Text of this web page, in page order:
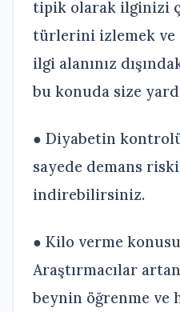
tipik olarak ilginizi
türlerini izlemek ve
ilgi alanınız
bu konuda size
● Diyabetin
sayede demans
indirebilirsiniz.
● Kilo verme
Araştırmacılar
beynin öğrenme ve